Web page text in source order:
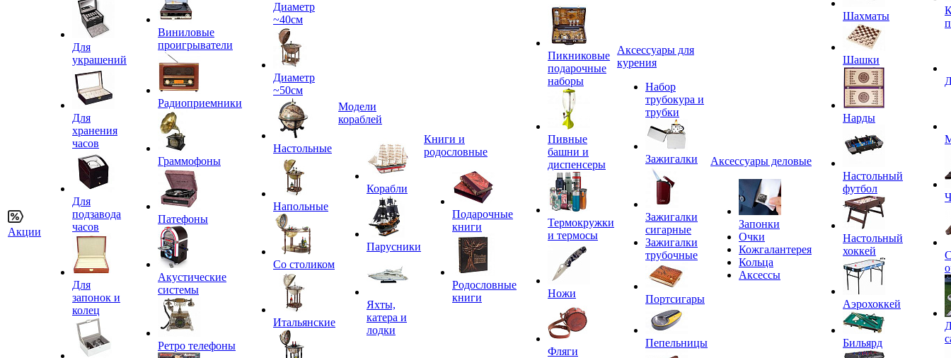
Акции
Для
украшений
Для
хранения
часов
Для
подзавода
часов
Для
запонок и
колец
Виниловые
проигрыватели
Радиоприемники
Граммофоны
Патефоны
Акустические
системы
Ретро телефоны
Диаметр
~40см
Диаметр
~50см
Настольные
Напольные
Со столиком
Итальянские
Модели
кораблей
Корабли
Парусники
Яхты,
катера и
лодки
Книги и
родословные
Подарочные
книги
Родословные
книги
Пикниковые
подарочные
наборы
Пивные
башни и
диспенсеры
Термокружки
и термосы
Ножи
Фляги
Аксессуары для
курения
Набор
трубокура и
трубки
Зажигалки
Зажигалки
сигарные
Зажигалки
трубочные
Портсигары
Пепельницы
Аксессуары деловые
Запонки
Очки
Кожгалантерея
Кольца
Аксессы
Шахматы
Шашки
Нарды
Настольный
футбол
Настольный
хоккей
Аэрохоккей
Бильярд